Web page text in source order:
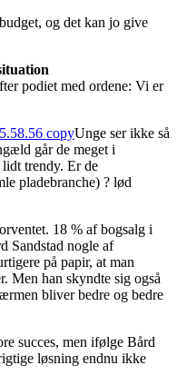
og det kan jo give
podiet med ordene: Vi er
Unge ser ikke så
går de meget i
trendy. Er de
pladebranche) ? lød
18 % af bogsalg i
Sandstad nogle af
på papir, at man
Men han skyndte sig også
bliver bedre og bedre
succes, men ifølge Bård
løsning endnu ikke